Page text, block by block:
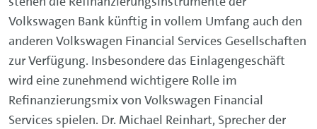
Volkswagen Bank künftig in vollem Umfang auch den
anderen Volkswagen Financial Services Gesellschaften
zur Verfügung. Insbesondere das Einlagengeschäft
wird eine zunehmend wichtigere Rolle im
Refinanzierungsmix von Volkswagen Financial
Services spielen. Dr. Michael Reinhart, Sprecher der